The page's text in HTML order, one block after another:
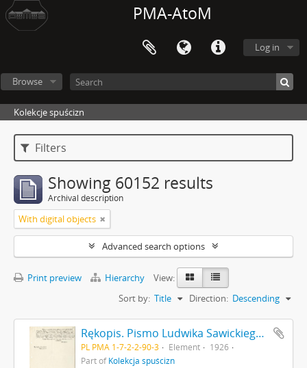
PMA-AtoM
Log in
Browse
Kolekcje spuścizn
Filters
Showing 60152 results
Archival description
With digital objects
Advanced search options
Print preview Hierarchy
View:
Sort by: Title Direction: Descending
Rękopis. Pismo Ludwika Sawickiego z dnia 3 września 1926 r. do Premiera RP opisujące rezultaty badań archeologicznych w Gródku pow. Równe. Pismo stanowi załącznik do pisma MWRiOP nr IVN9979/26 z dnia 22 września 1926 r. do PGKZP s. 3: cd. strona z pieczątką Działu Dokumentacji PMA
PL PMA 1-7-2-2-90-3 Element
1926
Part ofKolekcja spuścizn